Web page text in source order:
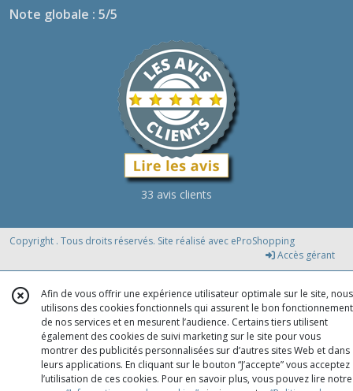
Note globale : 5/5
33 avis clients
Copyright . Tous droits réservés. Site réalisé avec eProShopping
Accès gérant
Afin de vous offrir une expérience utilisateur optimale sur le site, nous
utilisons des cookies fonctionnels qui assurent le bon fonctionnement
de nos services et en mesurent l’audience. Certains tiers utilisent
également des cookies de suivi marketing sur le site pour vous
montrer des publicités personnalisées sur d’autres sites Web et dans
leurs applications. En cliquant sur le bouton “J’accepte” vous acceptez
l’utilisation de ces cookies. Pour en savoir plus, vous pouvez lire notre